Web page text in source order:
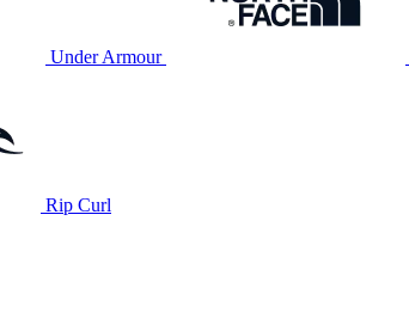
Under Armour
Rip Curl